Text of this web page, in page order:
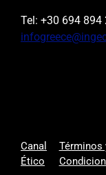
Tel: +30 694 894
Canal
Ético
Términos